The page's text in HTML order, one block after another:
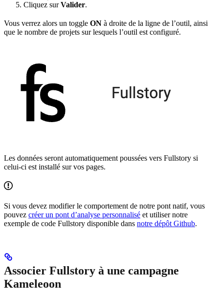
Cliquez surValider.
Vous verrez alors un toggle ON à droite de la ligne de l’outil, ainsi
que le nombre de projets sur lesquels l’outil est configuré.
Les données seront automatiquement poussées vers Fullstory si
celui-ci est installé sur vos pages.
Si vous devez modifier le comportement de notre pont natif, vous
pouvez créer un pont d’analyse personnalisé et utiliser notre
exemple de code Fullstory disponible dans notre dépôt Github.
Associer Fullstory à une campagne
Kameleoon